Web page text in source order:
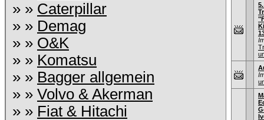
» » Caterpillar
» » Demag
» » O&K
» » Komatsu
» » Bagger allgemein
» » Volvo & Akerman
» » Fiat & Hitachi